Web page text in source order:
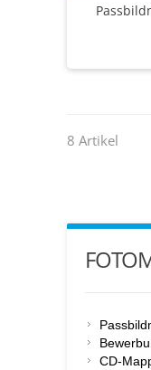
8 Artikel
CD-